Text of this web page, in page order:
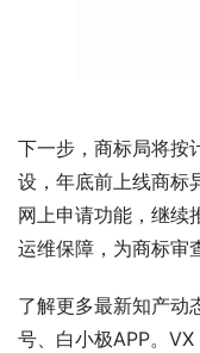
下一步，商标局将按
设，年底前上线商标
网上申请功能，继续
运维保障，为商标审
了解更多最新知产动
号、白小极APP。